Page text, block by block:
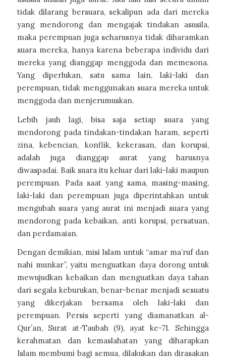
tidak dilarang bersuara, sekalipun ada dari mereka
yang mendorong dan mengajak tindakan asusila,
maka perempuan juga seharusnya tidak diharamkan
suara mereka, hanya karena beberapa individu dari
mereka yang dianggap menggoda dan memesona.
Yang diperlukan, satu sama lain, laki-laki dan
perempuan, tidak menggunakan suara mereka untuk
menggoda dan menjerumuskan.
Lebih jauh lagi, bisa saja setiap suara yang
mendorong pada tindakan-tindakan haram, seperti
zina, kebencian, konflik, kekerasan, dan korupsi,
adalah juga dianggap aurat yang harusnya
diwaspadai. Baik suara itu keluar dari laki-laki maupun
perempuan. Pada saat yang sama, masing-masing,
laki-laki dan perempuan juga diperintahkan untuk
mengubah suara yang aurat ini menjadi suara yang
mendorong pada kebaikan, anti korupsi, persatuan,
dan perdamaian.
Dengan demikian, misi Islam untuk “amar ma’ruf dan
nahi munkar”, yaitu menguatkan daya dorong untuk
mewujudkan kebaikan dan menguatkan daya tahan
dari segala keburukan, benar-benar menjadi sesuatu
yang dikerjakan bersama oleh laki-laki dan
perempuan. Persis seperti yang diamanatkan al-
Qur’an, Surat at-Taubah (9), ayat ke-71. Sehingga
kerahmatan dan kemaslahatan yang diharapkan
Islam membumi bagi semua, dilakukan dan dirasakan